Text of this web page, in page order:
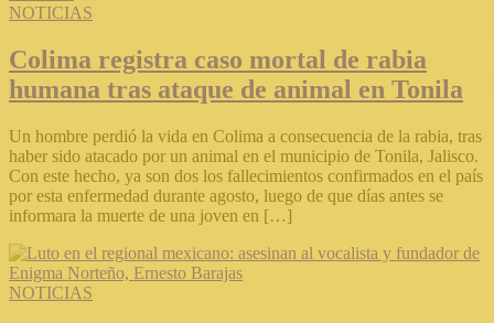
NOTICIAS
Colima registra caso mortal de rabia
humana tras ataque de animal en Tonila
Un hombre perdió la vida en Colima a consecuencia de la rabia, tras
haber sido atacado por un animal en el municipio de Tonila, Jalisco.
Con este hecho, ya son dos los fallecimientos confirmados en el país
por esta enfermedad durante agosto, luego de que días antes se
informara la muerte de una joven en […]
NOTICIAS